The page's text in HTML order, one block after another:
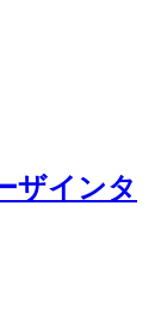
ザインタ